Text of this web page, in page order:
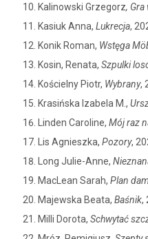
Kalinowski Grzegorz, Gra
Kasiuk Anna, Lukrecja,
Konik Roman, Wstęga
Kosin, Renata, Szpulki
Kościelny Piotr, Wybrany,
Krasińska Izabela M.,
Linden Caroline, Mój raz
Lis Agnieszka, Pozory,
Long Julie-Anne,
MacLean Sarah, Plan
Majewska Beata, Baśnik,
Milli Dorota, Schwytać